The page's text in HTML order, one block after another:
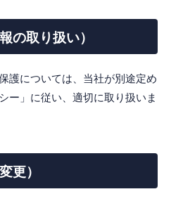
の取り扱い）
護については、当社が別途定め
ー」に従い、適切に取り扱いま
更）